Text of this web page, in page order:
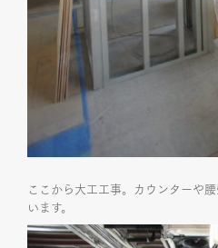
ここから大工工事。カウンターや
います。